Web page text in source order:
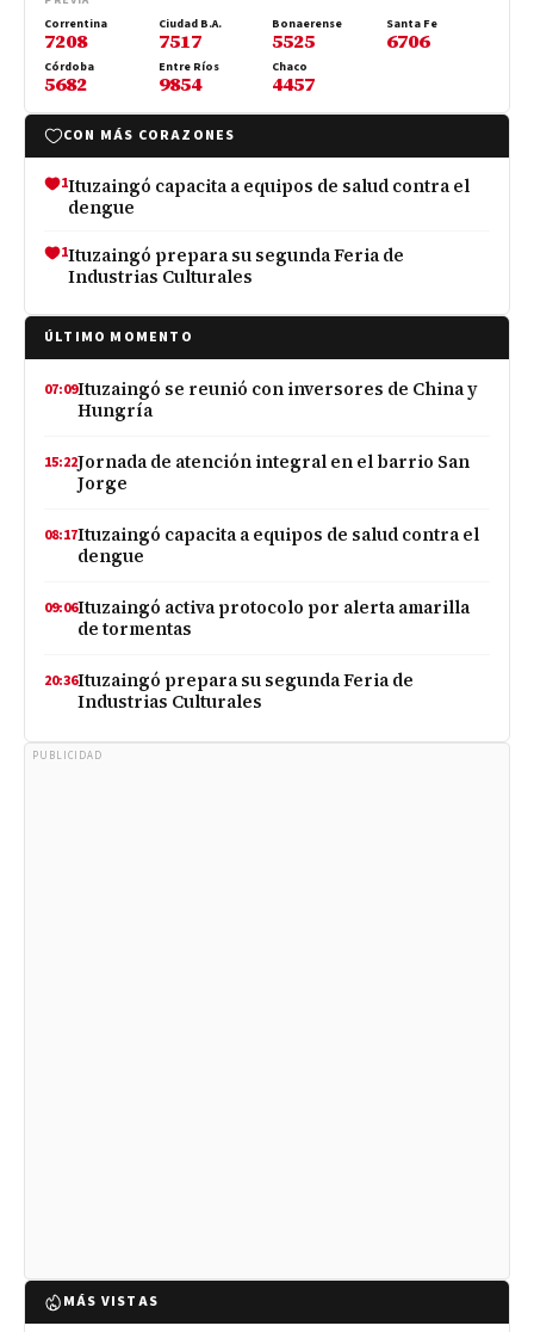
Correntina
7208
Ciudad B.A.
7517
Bonaerense
5525
Santa Fe
6706
Córdoba
5682
Entre Ríos
9854
Chaco
4457
CON MÁS CORAZONES
1Ituzaingó capacita a equipos de salud contra el
dengue
1Ituzaingó prepara su segunda Feria de
Industrias Culturales
ÚLTIMO MOMENTO
07:09Ituzaingó se reunió con inversores de China y
Hungría
15:22Jornada de atención integral en el barrio San
Jorge
08:17Ituzaingó capacita a equipos de salud contra el
dengue
09:06Ituzaingó activa protocolo por alerta amarilla
de tormentas
20:36Ituzaingó prepara su segunda Feria de
Industrias Culturales
PUBLICIDAD
MÁS VISTAS